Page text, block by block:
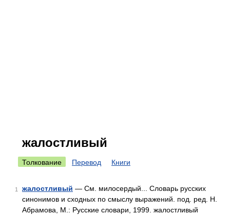
жалостливый
Толкование Перевод Книги
1 жалостливый — См. милосердый... Словарь русских
синонимов и сходных по смыслу выражений. под. ред. Н.
Абрамова, М.: Русские словари, 1999. жалостливый